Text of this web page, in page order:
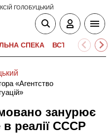
ГОЛОБУЦЬКИЙ
СПЕКА ВСТУПНА
«Агентство
занурює
реалії СССР